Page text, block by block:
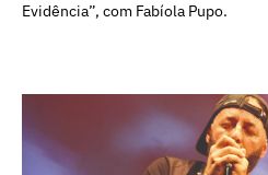
Evidência”, com Fabíola Pupo.